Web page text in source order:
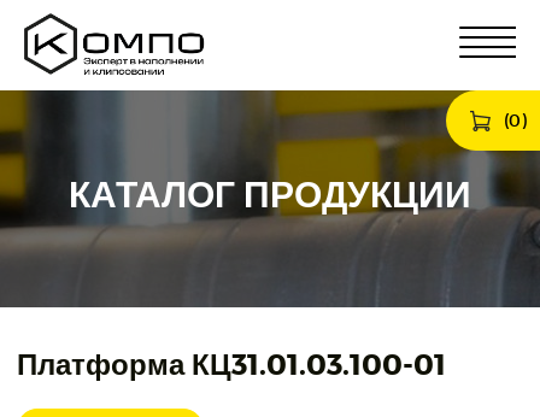
(0)
КАТАЛОГ ПРОДУКЦИИ
Платформа КЦ31.01.03.100-01